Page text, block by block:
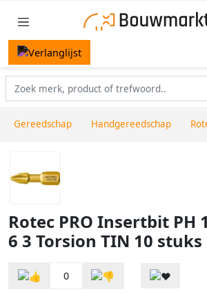
Gereedschap Handgereedschap
Rotec PRO Insertbit PH
6 3 Torsion TIN 10 stuks
0